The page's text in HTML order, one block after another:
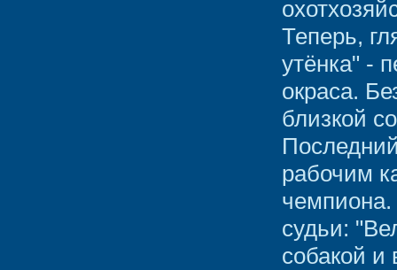
Теперь,
утёнка" -
окраса.
близкой
рабочим
чемпиона.
судьи:
собакой